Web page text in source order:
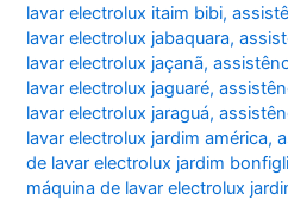
lavar electrolux itaim bibi,
lavar electrolux jabaquara,
lavar electrolux jaçanã,
lavar electrolux jaguaré,
lavar electrolux jaraguá,
lavar electrolux jardim américa,
de lavar electrolux jardim
máquina de lavar electrolux